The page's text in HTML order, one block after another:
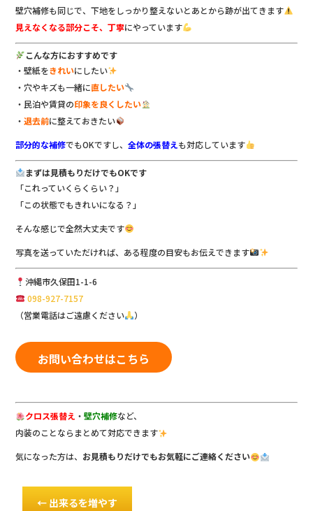
壁穴補修も同じで、下地をしっかり整えないとあとから跡が出てきます
見えなくなる部分こそ、丁寧にやっています
こんな方におすすめです
・壁紙をきれいにしたい
・穴やキズも一緒に直したい
・民泊や賃貸の印象を良くしたい
・退去前に整えておきたい
部分的な補修でもOKですし、全体の張替えも対応しています
まずは見積もりだけでもOKです
「これっていくらくらい？」
「この状態でもきれいになる？」
そんな感じで全然大丈夫です
写真を送っていただければ、ある程度の目安もお伝えできます
沖縄市久保田1-1-6
098-927-7157
（営業電話はご遠慮ください
）
お問い合わせはこちら
クロス張替え ・壁穴補修など、
内装のことならまとめて対応できます
気になった方は、 お見積もりだけでもお気軽にご連絡ください
← 出来るを増やす